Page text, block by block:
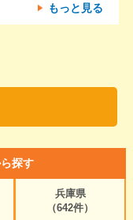
もっと見る
探す
兵庫県
（642件）